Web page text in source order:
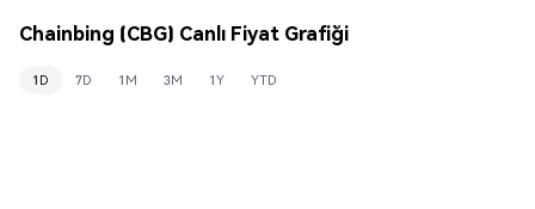
Chainbing (CBG) Canlı Fiyat Grafiği
1D 7D 1M 3M 1Y YTD